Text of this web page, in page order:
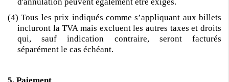
(4) Tous les prix indiqués comme s’appliquant aux billets
incluront la TVA mais excluent les autres taxes et droits
qui, sauf indication contraire, seront facturés
séparément le cas échéant.